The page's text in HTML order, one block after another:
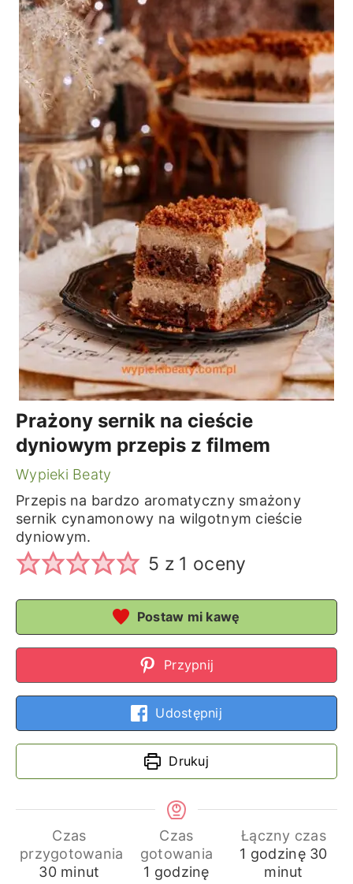
Prażony sernik na cieście
dyniowym przepis z filmem
Wypieki Beaty
Przepis na bardzo aromatyczny smażony
sernik cynamonowy na wilgotnym cieście
dyniowym.
5 z 1 oceny
Postaw mi kawę
Przypnij
Udostępnij
Drukuj
Czas
przygotowania
30minuty
minut
Czas
gotowania
1 godzina
godzinę
Łączny czas
1 godzina
godzinę 30
minut